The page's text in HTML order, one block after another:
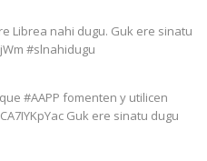
Librea nahi dugu. Guk ere sinatu
#slnahidugu
#AAPP fomenten y utilicen
Guk ere sinatu dugu